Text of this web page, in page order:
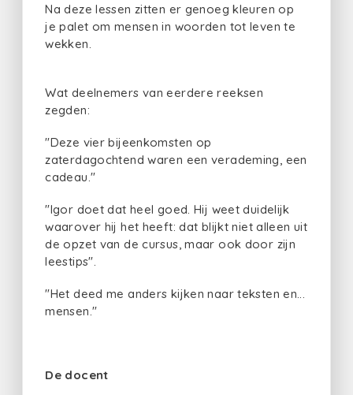
Na deze lessen zitten er genoeg kleuren op
je palet om mensen in woorden tot leven te
wekken.
Wat deelnemers van eerdere reeksen
zegden:
"Deze vier bijeenkomsten op
zaterdagochtend waren een verademing, een
cadeau."
"Igor doet dat heel goed. Hij weet duidelijk
waarover hij het heeft: dat blijkt niet alleen uit
de opzet van de cursus, maar ook door zijn
leestips".
"Het deed me anders kijken naar teksten en...
mensen."
De docent